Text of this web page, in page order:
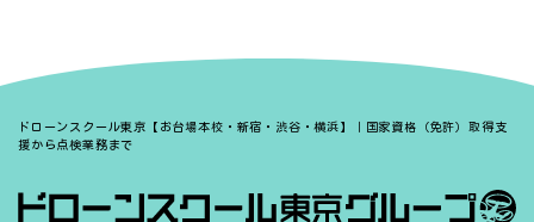
ドローンスクール東京【お台場本校・新宿・渋谷・横浜】｜国家資格（免許）取得支
援から点検業務まで